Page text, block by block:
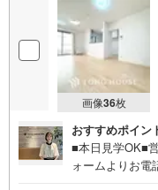
画像36枚
おすすめポイン
■本日見学OK■
ォームよりお電